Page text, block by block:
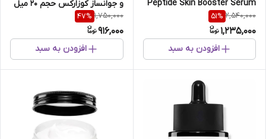
Peptide Skin Booster Serum
2,540,000
51%
1,235,000
افزودن به سبد
و جوانساز کوزارکس حجم 20 میل
1,750,000
47%
916,000
افزودن به سبد